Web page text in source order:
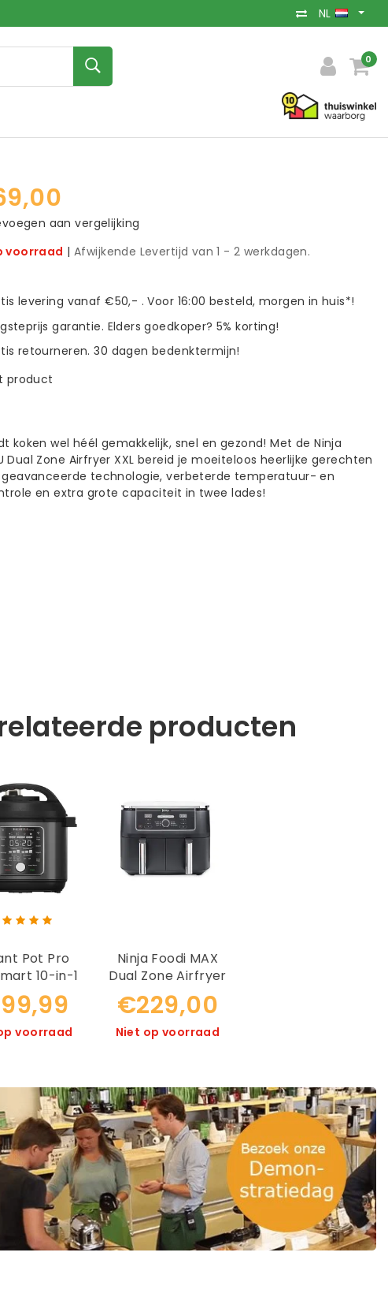
NL
0
aan vergelijking
voorraad | Afwijkende Levertijd van 1 - 2 werkdagen.
levering vanaf €50,- . Voor 16:00 besteld, morgen in huis*!
garantie. Elders goedkoper? 5% korting!
retourneren. 30 dagen bedenktermijn!
product
koken wel héél gemakkelijk, snel en gezond! Met de Ninja
Dual Zone Airfryer XXL bereid je moeiteloos heerlijke gerechten
geavanceerde technologie, verbeterde temperatuur- en
en extra grote capaciteit in twee lades!
producten
Pot Pro
10-in-1
5,7L
voorraad
Ninja Foodi MAX
Dual Zone Airfryer
AF400EU
€229,00
Niet op voorraad